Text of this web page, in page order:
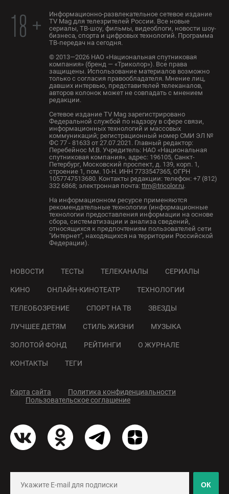
18 +
Информационно-развлекательное сетевое издание
TV Mag для телезрителей России. Все новые
сериалы, ТВ-шоу, фильмы, видеоблоги, новости шоу-
бизнеса, спорта и цифровых технологий. Программа
ТВ-передач на сегодня.
© 2013—2026 НАО «Национальная спутниковая
компания» (бренд — «Триколор»). Все права
защищены. Использование материалов возможно
только с согласия правообладателя. Мнение лиц,
давших интервью, представителей телеканалов,
авторов колонок может не совпадать с мнением
редакции.
Сетевое издание TV Mag зарегистрировано
Федеральной службой по надзору в сфере связи,
информационных технологий и массовых
коммуникаций; регистрационный номер СМИ ЭЛ №
ФС 77 - 81633 от 27.07.2021. Главный редактор:
Перебейнос М.В. Учредитель: НАО «Национальная
спутниковая компания», адрес: 196105, Санкт-
Петербург, Московский проспект, д. 139, корп. 1,
строение 1, пом. 10-Н. ИНН 7733547365, ОГРН
1057747513680. Контакты редакции: телефон: +7 (812)
332 6868; электронная почта: ttm@tricolor.ru.
На информационном ресурсе применяются
рекомендательные технологии (информационные
технологии предоставления информации на основе
сбора, систематизации и анализа сведений,
относящихся к предпочтениям пользователей сети
"Интернет", находящихся на территории Российской
Федерации).
НОВОСТИ ТЕСТЫ ТЕЛЕКАНАЛЫ СЕРИАЛЫ
КИНО ОНЛАЙН-КИНОТЕАТР ТЕХНОЛОГИИ
ТЕЛЕОБОЗРЕНИЕ СПОРТ НА ТВ ЗВЕЗДЫ
ЛУЧШЕЕ ДЕТЯМ СТИЛЬ ЖИЗНИ МУЗЫКА
ЗОЛОТОЙ ФОНД РЕЙТИНГИ О ЖУРНАЛЕ
КОНТАКТЫ ТЕГИ
Карта сайта
Политика конфиденциальности
Пользовательское соглашение
ОК